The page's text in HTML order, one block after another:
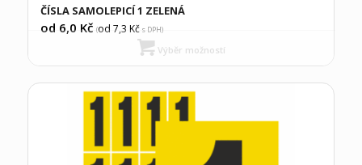
ČÍSLA SAMOLEPICÍ 1 ZELENÁ
od 6,0 Kč (od 7,3 Kčs DPH)
Výběr možností